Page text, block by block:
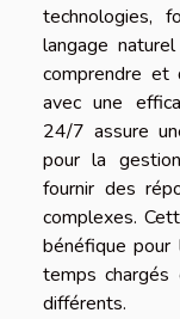
technologies,
langage
comprendre et
avec une
24/7 assure
pour la
fournir des
complexes.
bénéfique
temps chargés
différents.